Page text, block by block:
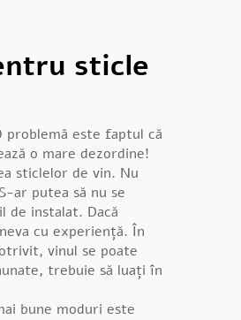
sticle
este faptul că
o mare dezordine!
sticlelor de vin. Nu
ar putea să nu se
de instalat. Dacă
cu experiență. În
vinul se poate
trebuie să luați în
bune moduri este